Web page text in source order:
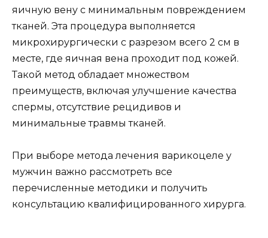
яичную вену с минимальным повреждением
тканей. Эта процедура выполняется
микрохирургически с разрезом всего 2 см в
месте, где яичная вена проходит под кожей.
Такой метод обладает множеством
преимуществ, включая улучшение качества
спермы, отсутствие рецидивов и
минимальные травмы тканей.
При выборе метода лечения варикоцеле у
мужчин важно рассмотреть все
перечисленные методики и получить
консультацию квалифицированного хирурга.